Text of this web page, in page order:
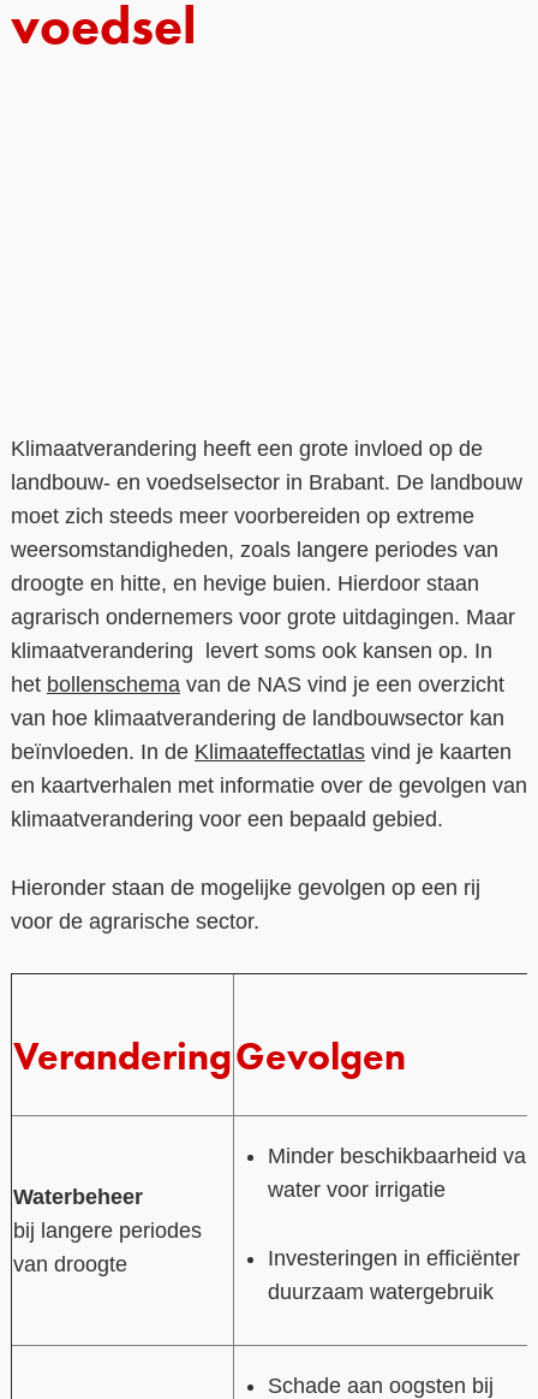
voedsel
Klimaatverandering heeft een grote invloed op de
landbouw- en voedselsector in Brabant. De landbouw
moet zich steeds meer voorbereiden op extreme
weersomstandigheden, zoals langere periodes van
droogte en hitte, en hevige buien. Hierdoor staan
agrarisch ondernemers voor grote uitdagingen. Maar
klimaatverandering levert soms ook kansen op. In
het bollenschema van de NAS vind je een overzicht
van hoe klimaatverandering de landbouwsector kan
beïnvloeden. In de Klimaateffectatlasvind je kaarten
en kaartverhalen met informatie over de gevolgen van
klimaatverandering voor een bepaald gebied.
Hieronder staan de mogelijke gevolgen op een rij
voor de agrarische sector.
VeranderingGevolgen
Waterbeheer
bij langere periodes
van droogte
Minder beschikbaarheid van
water voor irrigatie
Investeringen in efficiënter
duurzaam watergebruik
Schade aan oogsten bij